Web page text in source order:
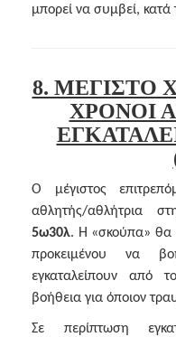
μπορεί να συμβεί, κατά
8. ΜΕΓΙΣΤΟ
ΧΡΟΝΟΙ
Ο μέγιστος
αθλητής/αθλήτρια
5ω30λ. Η «σκούπα» θα
προκειμένου να
εγκαταλείπουν από
βοήθεια για όποιον
Σε περίπτωση